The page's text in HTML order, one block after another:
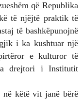
që Republika
të njëjtë praktik të
të bashkëpunojnë
i ka kushtuar një
e kulturor të
drejtori i Institutit
këtë vit janë bërë